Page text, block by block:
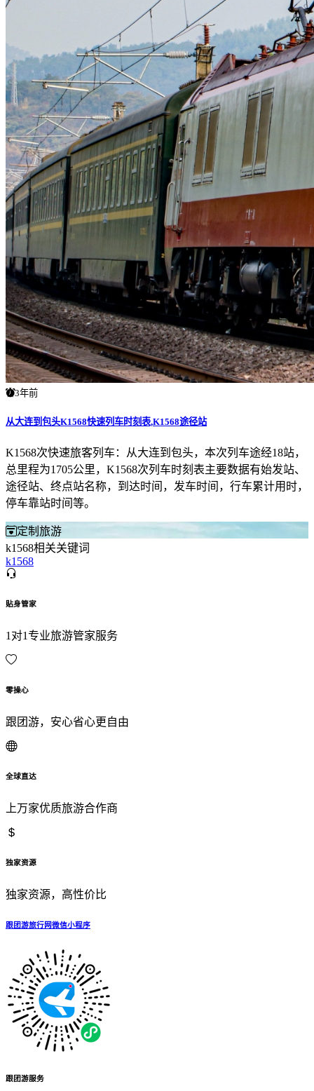
3年前
从大连到包头K1568快速列车时刻表,K1568途径站
K1568次快速旅客列车：从大连到包头，本次列车途经18站，
总里程为1705公里，K1568次列车时刻表主要数据有始发站、
途径站、终点站名称，到达时间，发车时间，行车累计用时，
停车靠站时间等。
定制旅游
k1568相关关键词
k1568
贴身管家
1对1专业旅游管家服务
零操心
跟团游，安心省心更自由
全球直达
上万家优质旅游合作商
独家资源
独家资源，高性价比
跟团游旅行网微信小程序
跟团游服务